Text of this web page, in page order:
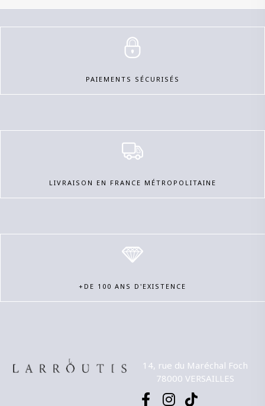
PAIEMENTS SÉCURISÉS
LIVRAISON EN FRANCE MÉTROPOLITAINE
+DE 100 ANS D'EXISTENCE
14, rue du Maréchal Foch
78000 VERSAILLES